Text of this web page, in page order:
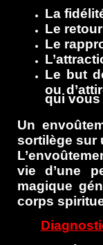
La
Le
Le
Le but
ou
qui vous
Un
sortilège sur
vie d’une
magique
corps